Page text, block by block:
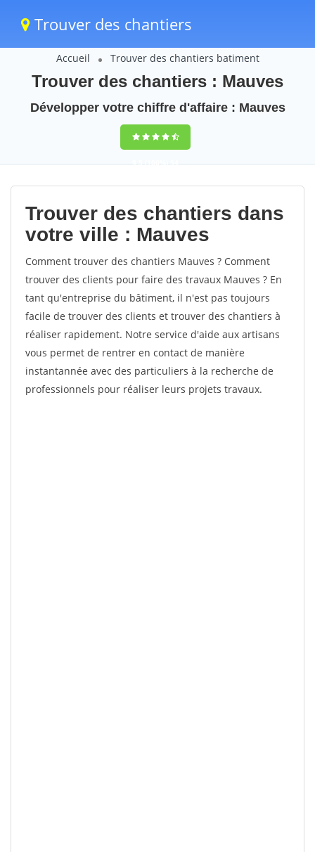
Trouver des chantiers
Accueil Trouver des chantiers batiment
Trouver des chantiers : Mauves
Développer votre chiffre d'affaire : Mauves
9,5(100%)54
votes
Trouver des chantiers dans
votre ville : Mauves
Comment trouver des chantiers Mauves ? Comment
trouver des clients pour faire des travaux Mauves ? En
tant qu'entreprise du bâtiment, il n'est pas toujours
facile de trouver des clients et trouver des chantiers à
réaliser rapidement. Notre service d'aide aux artisans
vous permet de rentrer en contact de manière
instantannée avec des particuliers à la recherche de
professionnels pour réaliser leurs projets travaux.